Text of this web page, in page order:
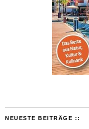
NEUESTE BEITRÄGE ::